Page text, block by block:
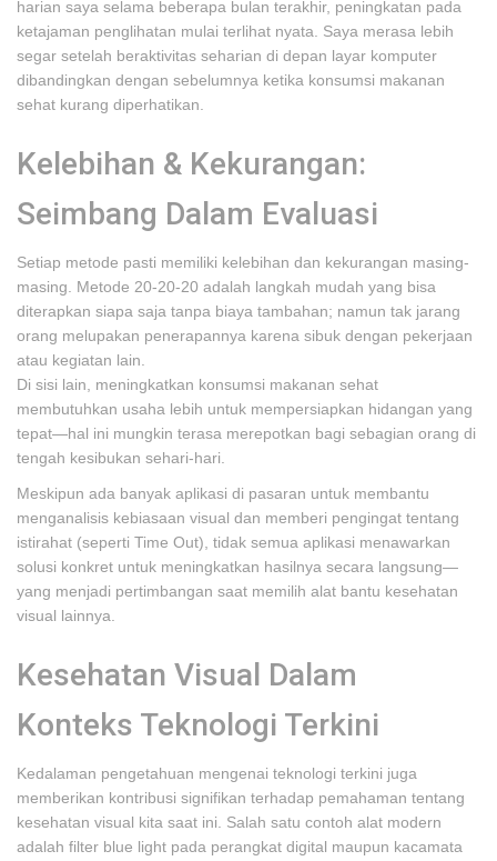
harian saya selama beberapa bulan terakhir, peningkatan pada
ketajaman penglihatan mulai terlihat nyata. Saya merasa lebih
segar setelah beraktivitas seharian di depan layar komputer
dibandingkan dengan sebelumnya ketika konsumsi makanan
sehat kurang diperhatikan.
Kelebihan & Kekurangan:
Seimbang Dalam Evaluasi
Setiap metode pasti memiliki kelebihan dan kekurangan masing-
masing. Metode 20-20-20 adalah langkah mudah yang bisa
diterapkan siapa saja tanpa biaya tambahan; namun tak jarang
orang melupakan penerapannya karena sibuk dengan pekerjaan
atau kegiatan lain.
Di sisi lain, meningkatkan konsumsi makanan sehat
membutuhkan usaha lebih untuk mempersiapkan hidangan yang
tepat—hal ini mungkin terasa merepotkan bagi sebagian orang di
tengah kesibukan sehari-hari.
Meskipun ada banyak aplikasi di pasaran untuk membantu
menganalisis kebiasaan visual dan memberi pengingat tentang
istirahat (seperti Time Out), tidak semua aplikasi menawarkan
solusi konkret untuk meningkatkan hasilnya secara langsung—
yang menjadi pertimbangan saat memilih alat bantu kesehatan
visual lainnya.
Kesehatan Visual Dalam
Konteks Teknologi Terkini
Kedalaman pengetahuan mengenai teknologi terkini juga
memberikan kontribusi signifikan terhadap pemahaman tentang
kesehatan visual kita saat ini. Salah satu contoh alat modern
adalah filter blue light pada perangkat digital maupun kacamata